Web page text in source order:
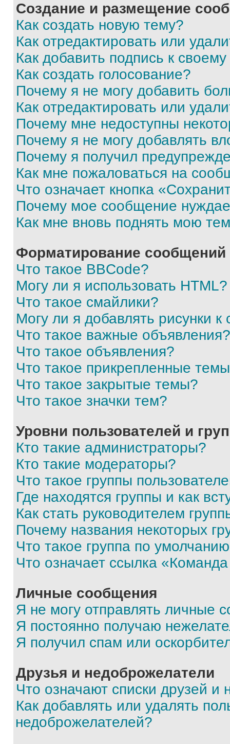
Создание и размещение
Как создать новую тему?
Как отредактировать или
Как добавить подпись к
Как создать голосование?
Почему я не могу добавить
Как отредактировать или
Почему мне недоступны
Почему я не могу добавлять
Почему я получил
Как мне пожаловаться на
Что означает кнопка
Почему мое сообщение
Как мне вновь поднять мою
Форматирование
Что такое BBCode?
Могу ли я использовать HTML?
Что такое смайлики?
Могу ли я добавлять рисунки
Что такое важные объявления?
Что такое объявления?
Что такое прикрепленные
Что такое закрытые темы?
Что такое значки тем?
Уровни пользователей и
Кто такие администраторы?
Кто такие модераторы?
Что такое группы
Где находятся группы и как
Как стать руководителем
Почему названия некоторых
Что такое группа по
Что означает ссылка
Личные сообщения
Я не могу отправлять личные
Я постоянно получаю
Я получил спам или
Друзья и недоброжелатели
Что означают списки друзей и
Как добавлять или удалять
недоброжелателей?